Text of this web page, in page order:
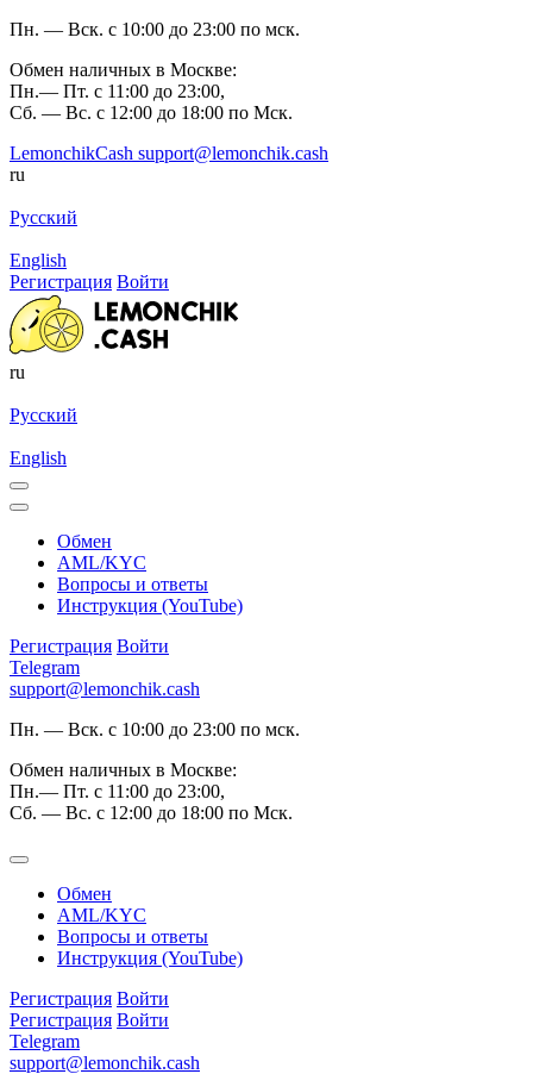
Пн. — Вск. с 10:00 до 23:00 по мск.
Обмен наличных в Москве:
Пн.— Пт. с 11:00 до 23:00,
Сб. — Вс. с 12:00 до 18:00 по Мск.
LemonchikCash support@lemonchik.cash
ru
Русский
English
Регистрация Войти
ru
Русский
English
Обмен
AML/KYC
Вопросы и ответы
Инструкция (YouTube)
Регистрация Войти
Telegram
support@lemonchik.cash
Пн. — Вск. с 10:00 до 23:00 по мск.
Обмен наличных в Москве:
Пн.— Пт. с 11:00 до 23:00,
Сб. — Вс. с 12:00 до 18:00 по Мск.
Обмен
AML/KYC
Вопросы и ответы
Инструкция (YouTube)
Регистрация Войти
Регистрация Войти
Telegram
support@lemonchik.cash